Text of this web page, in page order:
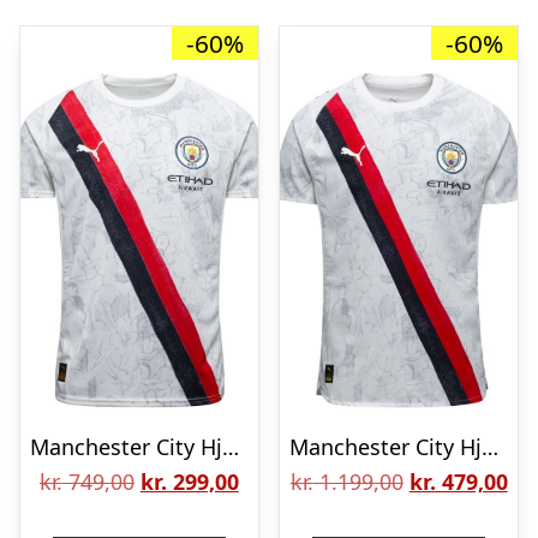
-60%
Manchester City Hjemmebanetrøje KidSuper 2025
kr.749,00 Den
kr. 299,00Den
-60%
Manchester City Hjemmebanetrøje KidSuper Klub VM 2025 Authentic
kr.1.199,00 Den
kr. 479,00